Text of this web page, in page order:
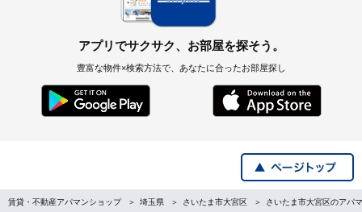
アプリでサクサク、お部屋を探そう。
豊富な物件×検索方法で、あなたに合ったお部屋探し
賃貸・不動産アパマンショップ 埼玉県 さいたま市大宮区 さいたま市大宮区のアパ